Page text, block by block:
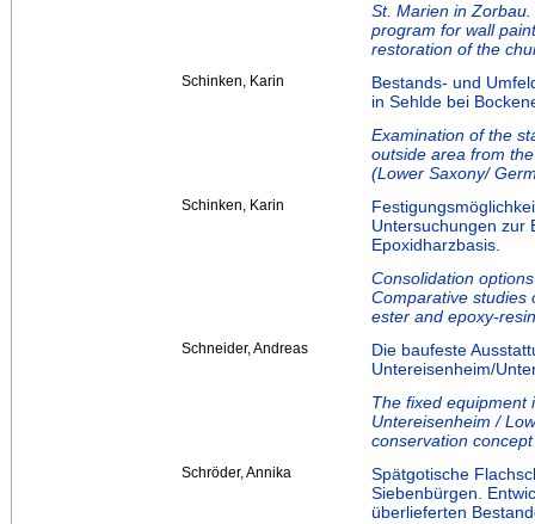
St. Marien in
program for wall
restoration of the
Schinken, Karin
Bestands- und
in Sehlde bei
Examination of the
outside area from
(Lower Saxony/
Schinken, Karin
Untersuchungen zur
Epoxidharzbasis.
Consolidation
Comparative studies
ester and epoxy-resin
Schneider, Andreas
Die baufeste
Untereisenheim/
The fixed equipment
Untereisenheim /
conservation concept
Schröder, Annika
Spätgotische
Siebenbürgen.
überlieferten